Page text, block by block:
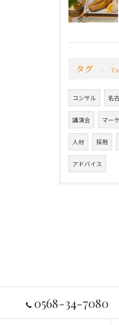
タグ
コンサル 名
講演会 マー
人材 採用
アドバイス
0568-34-7080